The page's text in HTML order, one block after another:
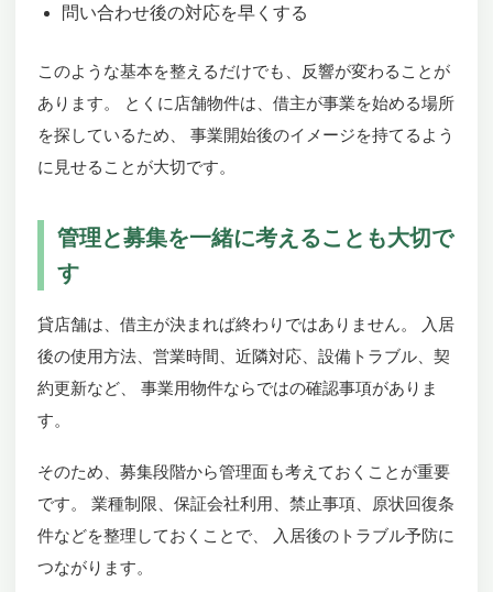
問い合わせ後の対応を早くする
このような基本を整えるだけでも、反響が変わることが
あります。 とくに店舗物件は、借主が事業を始める場所
を探しているため、 事業開始後のイメージを持てるよう
に見せることが大切です。
管理と募集を一緒に考えることも大切で
す
貸店舗は、借主が決まれば終わりではありません。 入居
後の使用方法、営業時間、近隣対応、設備トラブル、契
約更新など、 事業用物件ならではの確認事項がありま
す。
そのため、募集段階から管理面も考えておくことが重要
です。 業種制限、保証会社利用、禁止事項、原状回復条
件などを整理しておくことで、 入居後のトラブル予防に
つながります。